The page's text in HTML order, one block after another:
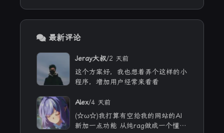
最新评论
Jeray大叔/2 天前
这个方案好，我也想着弄个这样的小
程序，增加用户经常来看看
Alex/4 天前
(☆ω☆)我打算有空给我的网站的AI
新加一点功能 从纯rag做成一个懂我